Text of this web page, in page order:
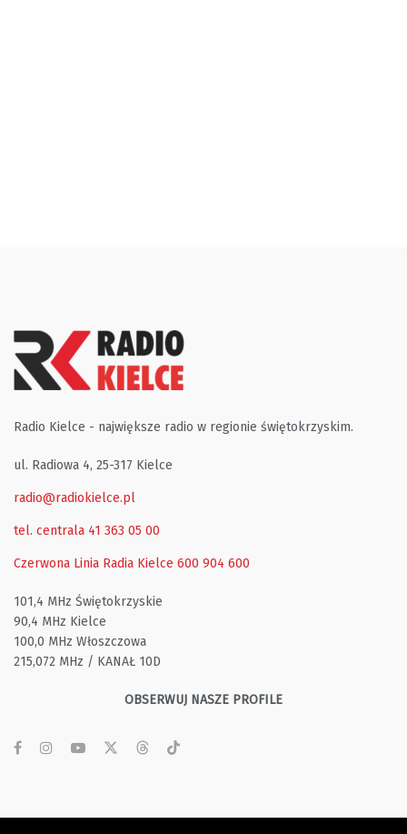
Radio Kielce - największe radio w regionie świętokrzyskim.
ul. Radiowa 4, 25-317 Kielce
radio@radiokielce.pl
tel. centrala 41 363 05 00
Czerwona Linia Radia Kielce 600 904 600
101,4 MHz Świętokrzyskie
90,4 MHz Kielce
100,0 MHz Włoszczowa
215,072 MHz / KANAŁ 10D
OBSERWUJ NASZE PROFILE